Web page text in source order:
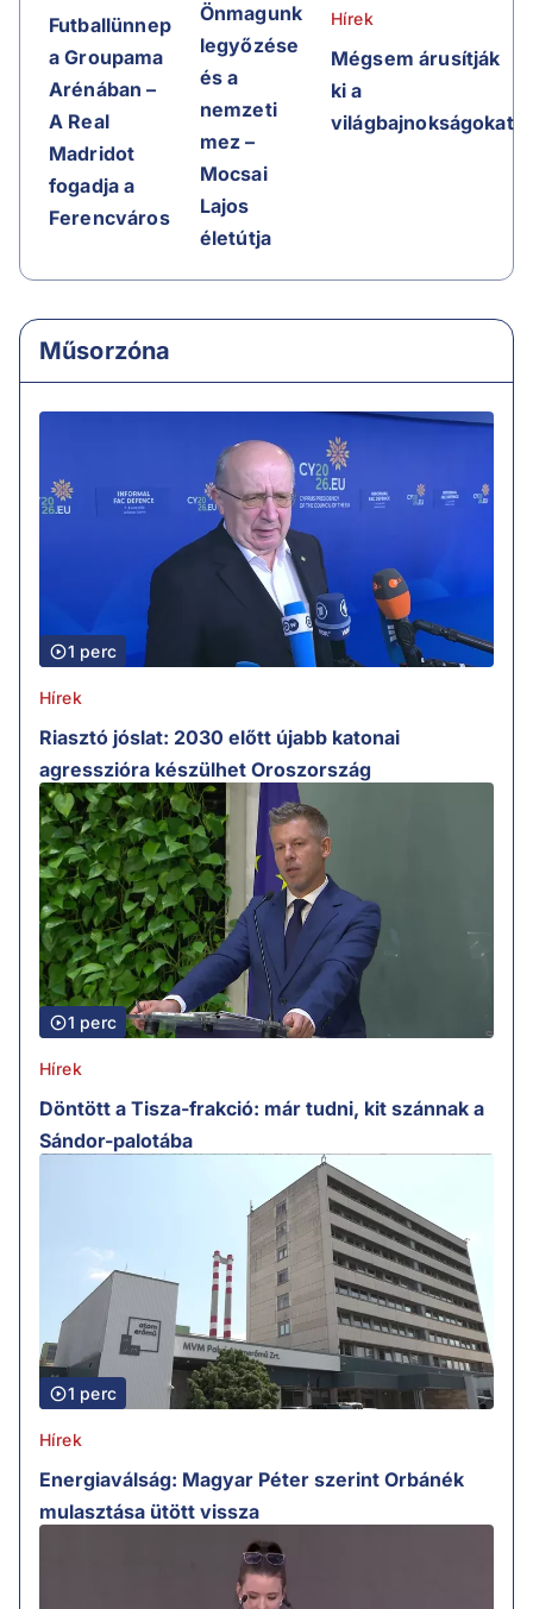
Futballünnep
a Groupama
Arénában –
A Real
Madridot
fogadja a
Ferencváros
Önmagunk
legyőzése
és a
nemzeti
mez –
Mocsai
Lajos
életútja
Hírek
Mégsem árusítják
ki a
világbajnokságokat
Műsorzóna
1 perc
Hírek
Riasztó jóslat: 2030 előtt újabb katonai
agresszióra készülhet Oroszország
1 perc
Hírek
Döntött a Tisza-frakció: már tudni, kit szánnak a
Sándor-palotába
1 perc
Hírek
Energiaválság: Magyar Péter szerint Orbánék
mulasztása ütött vissza